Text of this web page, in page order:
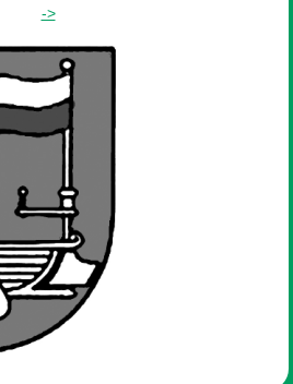
->